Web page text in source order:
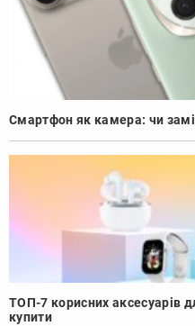
Смартфон як камера: чи
ТОП-7 корисних аксесуарів
купити